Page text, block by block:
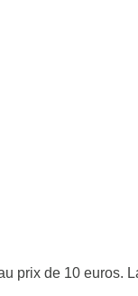
prix de 10 euros.